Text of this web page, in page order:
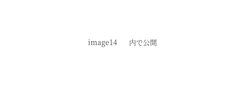
image14 内で公開